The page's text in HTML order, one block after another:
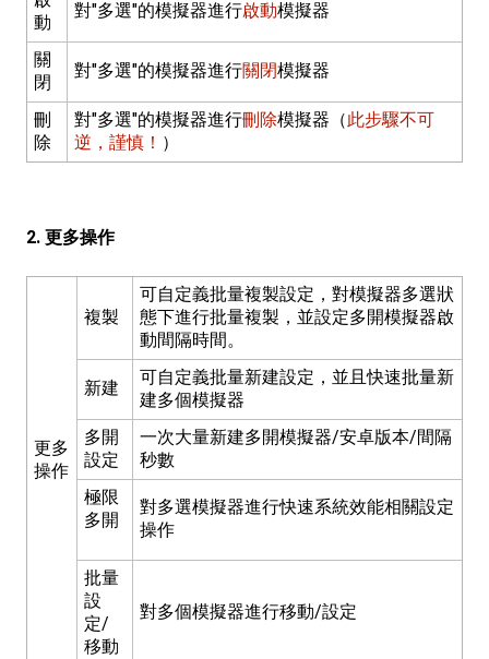
動
對"多選"的模擬器進行啟動模擬器
關
閉
對"多選"的模擬器進行關閉模擬器
刪
除
對"多選"的模擬器進行刪除模擬器（此步驟不可
逆，謹慎！ ）
2. 更多操作
更多
操作
複製
可自定義批量複製設定，對模擬器多選狀
態下進行批量複製，並設定多開模擬器啟
動間隔時間。
新建
可自定義批量新建設定，並且快速批量新
建多個模擬器
多開
設定
一次大量新建多開模擬器/安卓版本/間隔
秒數
極限
多開
對多選模擬器進行快速系統效能相關設定
操作
批量
設
定/
移動
對多個模擬器進行移動/設定